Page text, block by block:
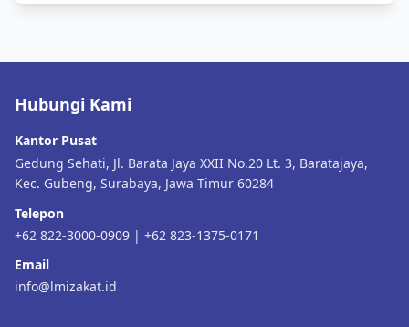
Hubungi Kami
Kantor Pusat
Gedung Sehati, Jl. Barata Jaya XXII No.20 Lt. 3, Baratajaya,
Kec. Gubeng, Surabaya, Jawa Timur 60284
Telepon
+62 822-3000-0909 | +62 823-1375-0171
Email
info@lmizakat.id